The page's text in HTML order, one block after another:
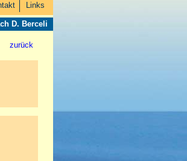
Links
D. Berceli
zurück